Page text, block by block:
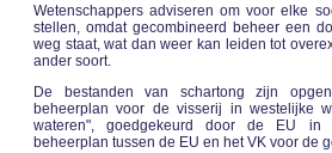
Wetenschappers adviseren om voor elke
stellen, omdat gecombineerd beheer een
weg staat, wat dan weer kan leiden tot
ander soort.
De bestanden van schartong zijn
beheerplan voor de visserij in westelijke
wateren", goedgekeurd door de EU in
beheerplan tussen de EU en het VK voor de